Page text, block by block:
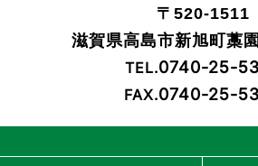
〒520-1511
滋賀県高島市新旭町藁
TEL.0740-25-
FAX.0740-25-